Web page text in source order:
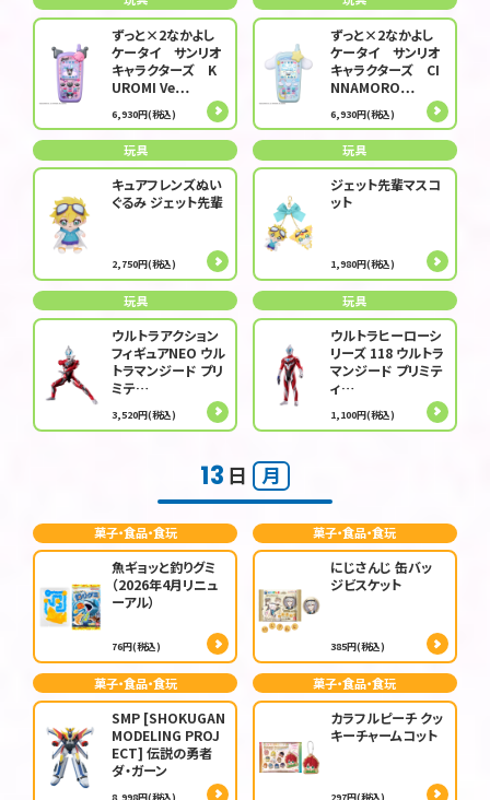
ずっと×2なかよし
ケータイ サンリオ
キャラクターズ K
UROMI Ve…
6,930円(税込)
ずっと×2なかよし
ケータイ サンリオ
キャラクターズ CI
NNAMORO…
6,930円(税込)
玩具
キュアフレンズぬい
ぐるみ ジェット先輩
2,750円(税込)
玩具
ジェット先輩マスコ
ット
1,980円(税込)
玩具
ウルトラアクション
フィギュアNEO ウル
トラマンジード プリ
ミテ…
3,520円(税込)
玩具
ウルトラヒーローシ
リーズ 118 ウルトラ
マンジード プリミテ
ィ…
1,100円(税込)
13 日 月
菓子・食品・食玩
魚ギョッと釣りグミ
（2026年4月リニュ
ーアル）
76円(税込)
菓子・食品・食玩
にじさんじ 缶バッ
ジビスケット
385円(税込)
菓子・食品・食玩
SMP [SHOKUGAN
MODELING PROJ
ECT] 伝説の勇者
ダ・ガーン
菓子・食品・食玩
カラフルピーチ クッ
キーチャームコット